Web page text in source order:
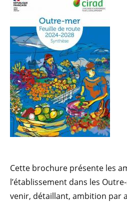
Cette brochure présente les
l’établissement dans les
venir, détaillant, ambition par